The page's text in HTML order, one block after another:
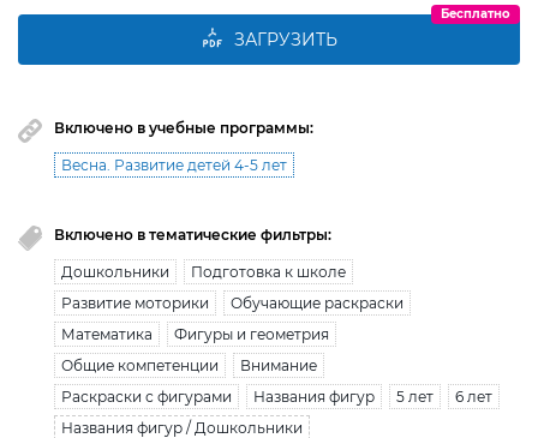
ЗАГРУЗИТЬ
Бесплатно
Включено в учебные программы:
Весна. Развитие детей 4-5 лет
Включено в тематические фильтры:
Дошкольники
Подготовка к школе
Развитие моторики
Обучающие раскраски
Математика
Фигуры и геометрия
Общие компетенции
Внимание
Раскраски с фигурами
Названия фигур 5 лет
6 лет
Названия фигур / Дошкольники